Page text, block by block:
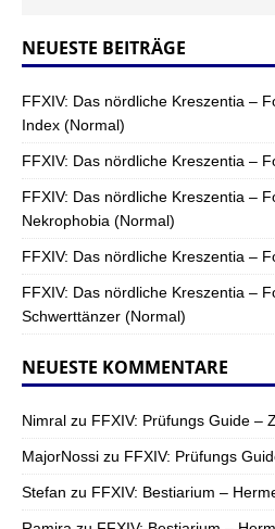
NEUESTE BEITRÄGE
FFXIV: Das nördliche Kreszentia –
Index (Normal)
FFXIV: Das nördliche Kreszentia –
FFXIV: Das nördliche Kreszentia –
Nekrophobia (Normal)
FFXIV: Das nördliche Kreszentia –
FFXIV: Das nördliche Kreszentia –
Schwerttänzer (Normal)
NEUESTE KOMMENTARE
Nimral zu FFXIV: Prüfungs Guide –
MajorNossi zu FFXIV: Prüfungs
Stefan zu FFXIV: Bestiarium –